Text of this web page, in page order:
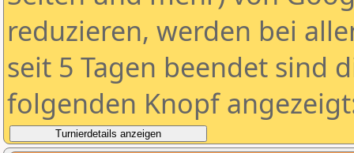
reduzieren, werden bei
seit 5 Tagen beendet sind
folgenden Knopf